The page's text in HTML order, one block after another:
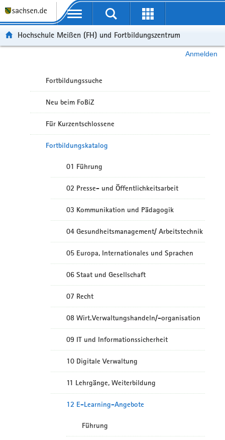
Portalübergreifende Navigation
Hochschule Meißen (FH) und Fortbildungszentrum
Anmelden
Fortbildungssuche
Neu beim FoBiZ
Für Kurzentschlossene
Fortbildungskatalog
01 Führung
02 Presse- und Öffentlichkeitsarbeit
03 Kommunikation und Pädagogik
04 Gesundheitsmanagement/ Arbeitstechnik
05 Europa, Internationales und Sprachen
06 Staat und Gesellschaft
07 Recht
08 Wirt.Verwaltungshandeln/-organisation
09 IT und Informationssicherheit
10 Digitale Verwaltung
11 Lehrgänge, Weiterbildung
12 E-Learning-Angebote
Führung